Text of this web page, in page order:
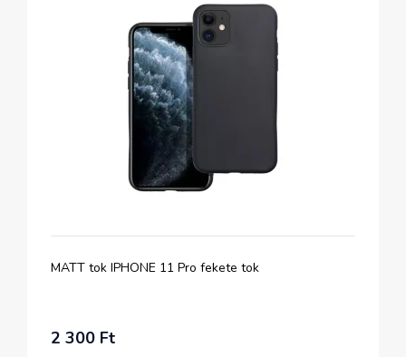
MATT tok IPHONE 11 Pro fekete tok
2 300 Ft